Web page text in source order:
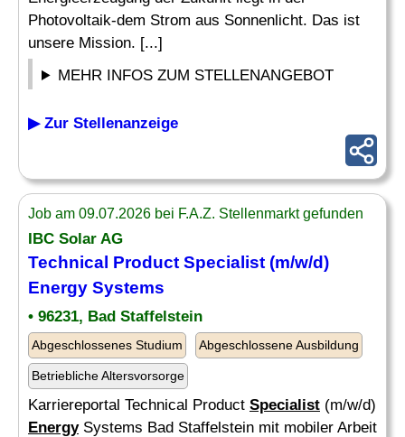
Photovoltaik-dem Strom aus Sonnenlicht. Das ist
unsere Mission. [...]
MEHR INFOS ZUM STELLENANGEBOT
▶ Zur Stellenanzeige
Job am 09.07.2026 bei F.A.Z. Stellenmarkt gefunden
IBC Solar AG
Technical Product Specialist (m/w/d)
Energy Systems
• 96231, Bad Staffelstein
Abgeschlossenes Studium Abgeschlossene Ausbildung
Betriebliche Altersvorsorge
Karriereportal Technical Product Specialist (m/w/d)
EnergySystems Bad Staffelstein mit mobiler Arbeit